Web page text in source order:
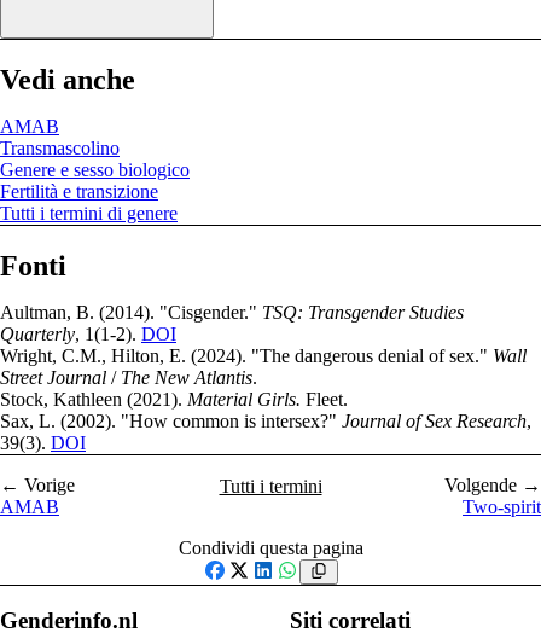
Vedi anche
AMAB
Transmascolino
Genere e sesso biologico
Fertilità e transizione
Tutti i termini di genere
Fonti
Aultman, B. (2014). "Cisgender." TSQ: Transgender Studies
Quarterly, 1(1-2). DOI
Wright, C.M., Hilton, E. (2024). "The dangerous denial of sex." Wall
Street Journal / The New Atlantis.
Stock, Kathleen (2021). Material Girls. Fleet.
Sax, L. (2002). "How common is intersex?" Journal of Sex Research,
39(3). DOI
← Vorige
AMAB
Tutti i termini
Volgende →
Two-spirit
Condividi questa pagina
Facebook
X LinkedIn
WhatsApp
Genderinfo.nl Siti correlati